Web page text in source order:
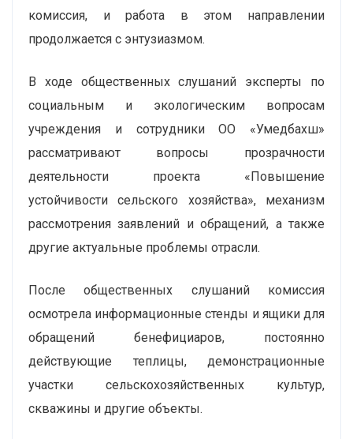
комиссия, и работа в этом направлении
продолжается с энтузиазмом.
В ходе общественных слушаний эксперты по
социальным и экологическим вопросам
учреждения и сотрудники ОО «Умедбахш»
рассматривают вопросы прозрачности
деятельности проекта «Повышение
устойчивости сельского хозяйства», механизм
рассмотрения заявлений и обращений, а также
другие актуальные проблемы отрасли.
После общественных слушаний комиссия
осмотрела информационные стенды и ящики для
обращений бенефициаров, постоянно
действующие теплицы, демонстрационные
участки сельскохозяйственных культур,
скважины и другие объекты.